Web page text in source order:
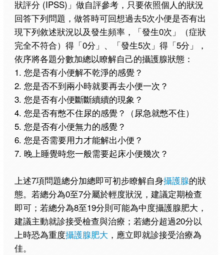
狀評分 (IPSS)」做自評參考，只要依照個人的狀況
回答下列問題，做答時可回想過去5次小便是否有出
現下列敘述狀況以及發生頻率，「發生0次」（症狀
完全不符合）得「0分」、「發生5次」得「5分」，
依序將各題分數加總以瞭解自己的攝護腺狀態：
1. 您是否有小便解不乾淨的感覺？
2. 您是否不到兩小時就要再去小便一次？
3. 您是否有小便斷斷續續的現象？
4. 您是否有憋不住尿的感覺？（尿急就憋不住）
5. 您是否有小便無力的感覺？
6. 您是否需要用力才能解出小便？
7. 晚上睡覺時您一般需要起床小便幾次？
上述7項問題總分加總即可初步瞭解自身攝護腺的狀
態。若總分為0至7分屬於輕度狀況，建議定期檢查
即可；若總分為8至19分則可能為中度攝護腺肥大，
建議主動就診接受檢查與治療；若總分超過20分以
上時恐為重度攝護腺肥大 ，應立即就診接受治療為
佳。